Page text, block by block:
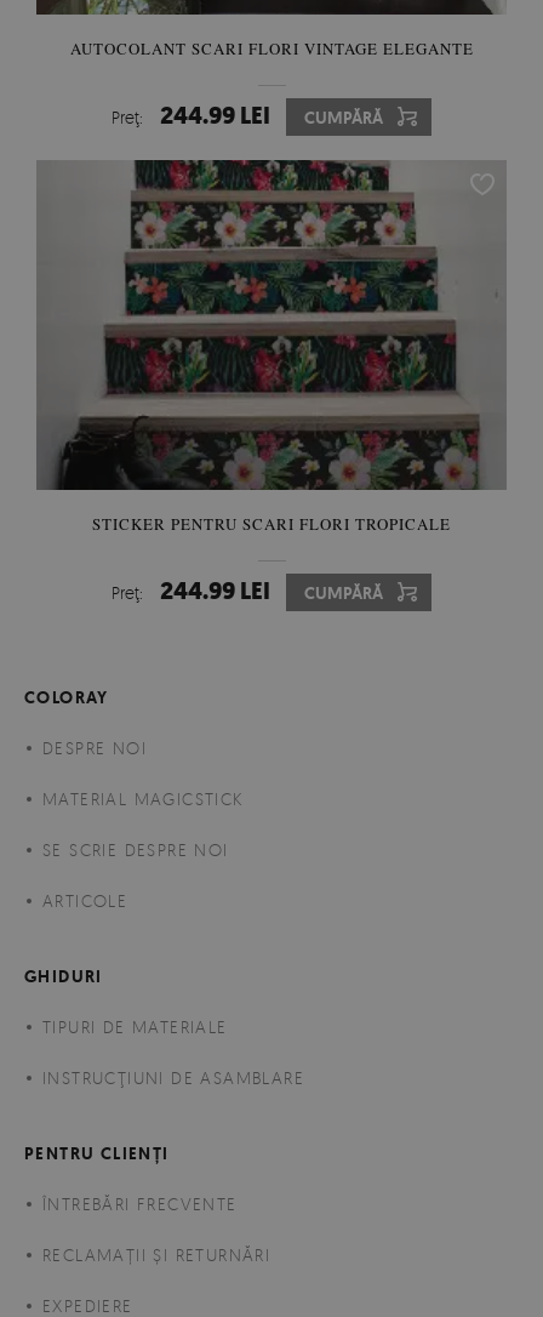
AUTOCOLANT SCARI FLORI VINTAGE ELEGANTE
Preţ: 244.99 LEI CUMPĂRĂ
STICKER PENTRU SCARI FLORI TROPICALE
Preţ: 244.99 LEI CUMPĂRĂ
COLORAY
DESPRE NOI
MATERIAL MAGICSTICK
SE SCRIE DESPRE NOI
ARTICOLE
GHIDURI
TIPURI DE MATERIALE
INSTRUCŢIUNI DE ASAMBLARE
PENTRU CLIENȚI
ÎNTREBĂRI FRECVENTE
RECLAMAȚII ȘI RETURNĂRI
EXPEDIERE